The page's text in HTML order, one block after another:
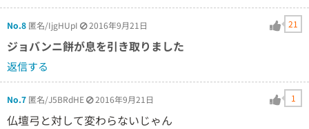
No.8 匿名/IjgHUpI 2016年9月21日 21
ジョバンニ餅が息を引き取りました
返信する
No.7 匿名/J5BRdHE 2016年9月21日 1
仏壇弓と対して変わらないじゃん